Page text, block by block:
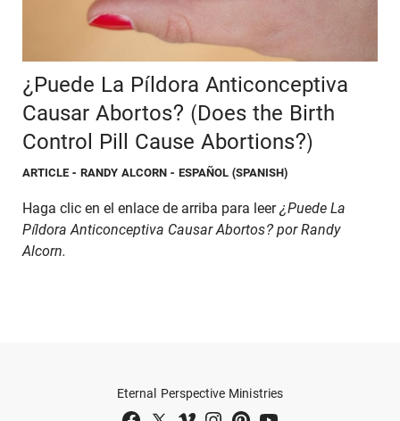
¿Puede La Píldora Anticonceptiva
Causar Abortos? (Does the Birth
Control Pill Cause Abortions?)
ARTICLE - RANDY ALCORN - ESPAÑOL (SPANISH)
Haga clic en el enlace de arriba para leer¿Puede La
Píldora Anticonceptiva Causar Abortos? por Randy
Alcorn.
Eternal Perspective Ministries